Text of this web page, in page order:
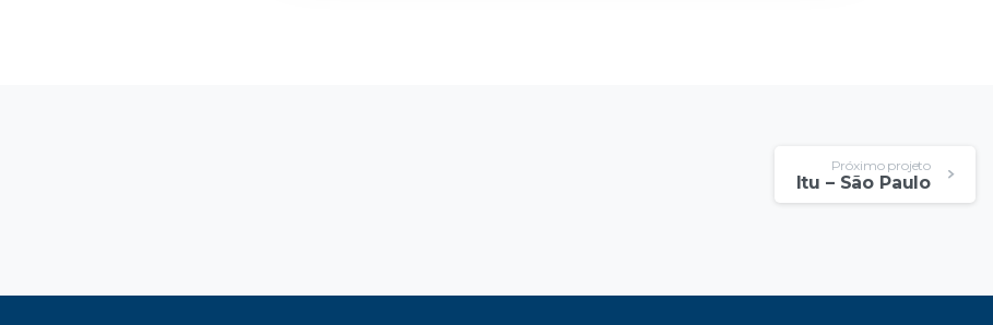
Próximo projeto
Itu – São Paulo